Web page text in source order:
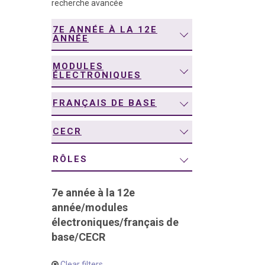
recherche avancée
7E ANNÉE À LA 12E
ANNÉE
MODULES
ÉLECTRONIQUES
FRANÇAIS DE BASE
CECR
RÔLES
7e année à la 12e
année/modules
électroniques/français de
base/CECR